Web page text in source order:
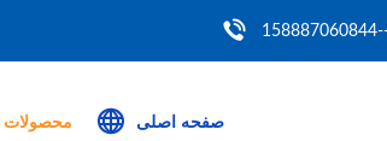
صفحه اصلی محصولات